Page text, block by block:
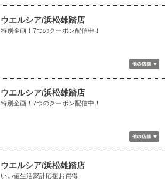
ウエルシア/浜松雄踏店
特別企画！7つのクーポン配信中！
ウエルシア/浜松雄踏店
特別企画！7つのクーポン配信中！
ウエルシア/浜松雄踏店
いい値生活家計応援お買得